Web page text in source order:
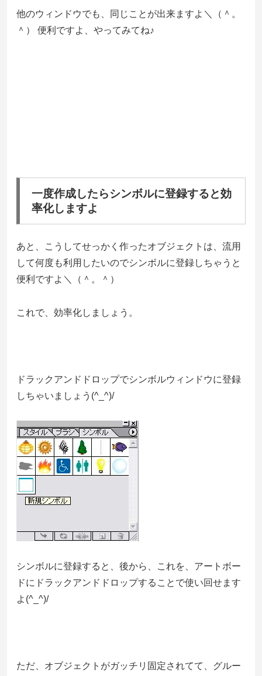
他のウィンドウでも、同じことが出来ますよ＼（＾。
＾） 便利ですよ、やってみてね♪
一度作成したらシンボルに登録すると効
率化しますよ
あと、こうしてせっかく作ったオブジェクトは、流用
して何度も利用したいのでシンボルに登録しちゃうと
便利ですよ＼（＾。＾）
これで、効率化しましょう。
ドラックアンドドロップでシンボルウィンドウに登録
しちゃいましょう(^_^)/
シンボルに登録すると、後から、これを、アートボー
ドにドラックアンドドロップすることで使い回せます
よ(^_^)/
ただ、オブジェクトがガッチリ固定されてて、グルー